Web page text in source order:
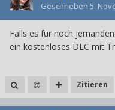
Geschrieben 5.
Falls es für noch
ein kostenloses DLC mit
Zitieren